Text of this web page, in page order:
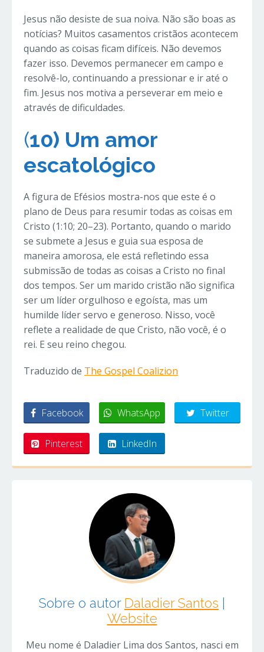
Jesus não desiste de sua noiva. Não são boas as
notícias? Muitos casamentos cristãos acontecem
quando as coisas ficam difíceis. Não devemos
fazer isso. Devemos permanecer em campo e
resolvê-lo, continuando a pressionar e ir até o
fim. Jesus nos motiva a perseverar em meio e
através de dificuldades.
(10) Um amor
escatológico
A figura de Efésios mostra-nos que este é o
plano de Deus para resumir todas as coisas em
Cristo (1:10; 20–23). Portanto, quando o marido
se submete a Jesus e guia sua esposa de
maneira amorosa, ele está refletindo essa
submissão de todas as coisas a Cristo no final
dos tempos. Ser um marido cristão não significa
ser um líder orgulhoso e egoísta, mas um
humilde líder servo e generoso. Nisso, você
reflete a realidade de que Cristo, não você, é o
rei. E seu reino chegou.
Traduzido de The Gospel Coalizion
Facebook WhatsApp Twitter
Pinterest LinkedIn
Sobre o autor Daladier Santos |
Website
Meu nome é Daladier Lima dos Santos, nasci em